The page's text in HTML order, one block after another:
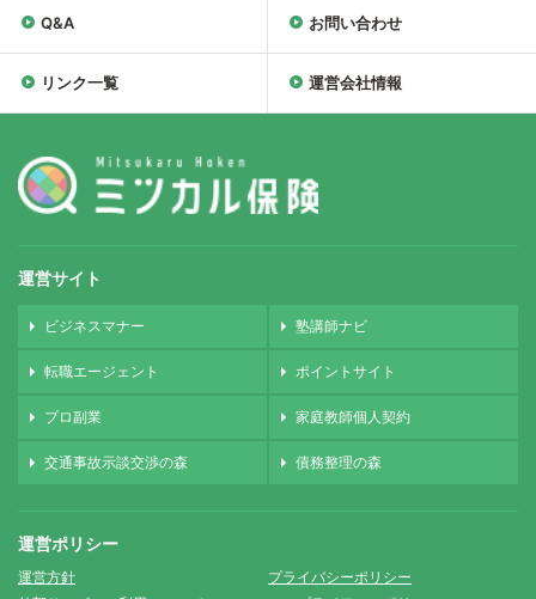
Q&A お問い合わせ
リンク一覧 運営会社情報
運営サイト
ビジネスマナー 塾講師ナビ
転職エージェント ポイントサイト
プロ副業 家庭教師個人契約
交通事故示談交渉の森 債務整理の森
運営ポリシー
運営方針
プライバシーポリシー